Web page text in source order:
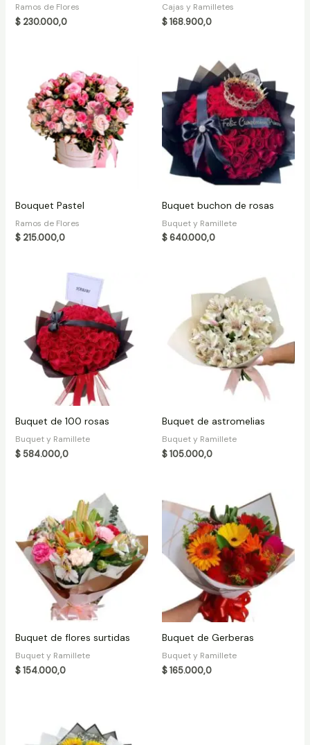
Ramos de Flores
$230.000,0
Cajas y Ramilletes
$168.900,0
Bouquet Pastel
Ramos de Flores
$215.000,0
Buquet buchon de rosas
Buquet y Ramillete
$640.000,0
Buquet de 100 rosas
Buquet y Ramillete
$584.000,0
Buquet de astromelias
Buquet y Ramillete
$105.000,0
Buquet de flores surtidas
Buquet y Ramillete
$154.000,0
Buquet de Gerberas
Buquet y Ramillete
$165.000,0